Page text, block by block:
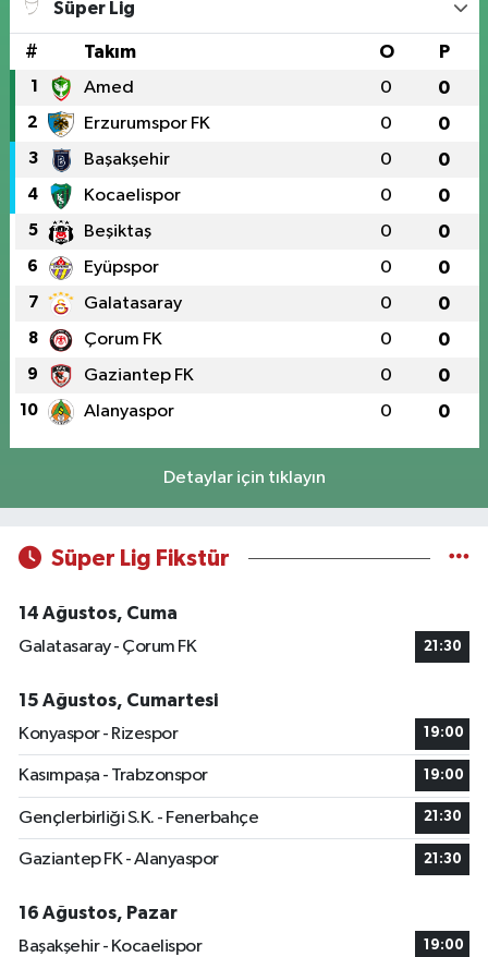
Süper Lig
# Takım O P
1 Amed 0 0
2 Erzurumspor FK 0 0
3 Başakşehir 0 0
4 Kocaelispor 0 0
5 Beşiktaş 0 0
6 Eyüpspor 0 0
7 Galatasaray 0 0
8 Çorum FK 0 0
9 Gaziantep FK 0 0
10 Alanyaspor 0 0
Detaylar için tıklayın
Süper Lig Fikstür
14 Ağustos, Cuma
Galatasaray - Çorum FK
21:30
15 Ağustos, Cumartesi
Konyaspor - Rizespor
19:00
Kasımpaşa - Trabzonspor 19:00
Gençlerbirliği S.K. - Fenerbahçe 21:30
Gaziantep FK - Alanyaspor 21:30
16 Ağustos, Pazar
Başakşehir - Kocaelispor
19:00